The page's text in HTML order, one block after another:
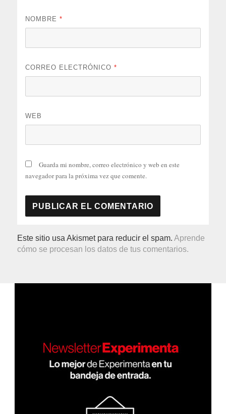
NOMBRE*
CORREO ELECTRÓNICO*
WEB
Guarda mi nombre, correo electrónico y web en este
navegador para la próxima vez que comente.
Este sitio usa Akismet para reducir el spam.Aprende
cómo se procesan los datos de tus comentarios.